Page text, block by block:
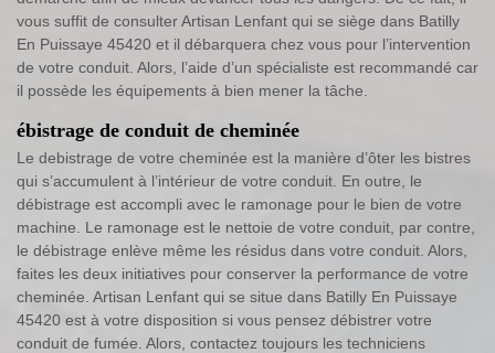
vous suffit de consulter Artisan Lenfant qui se siège dans Batilly
En Puissaye 45420 et il débarquera chez vous pour l’intervention
de votre conduit. Alors, l’aide d’un spécialiste est recommandé car
il possède les équipements à bien mener la tâche.
ébistrage de conduit de cheminée
Le debistrage de votre cheminée est la manière d’ôter les bistres
qui s’accumulent à l’intérieur de votre conduit. En outre, le
débistrage est accompli avec le ramonage pour le bien de votre
machine. Le ramonage est le nettoie de votre conduit, par contre,
le débistrage enlève même les résidus dans votre conduit. Alors,
faites les deux initiatives pour conserver la performance de votre
cheminée. Artisan Lenfant qui se situe dans Batilly En Puissaye
45420 est à votre disposition si vous pensez débistrer votre
conduit de fumée. Alors, contactez toujours les techniciens